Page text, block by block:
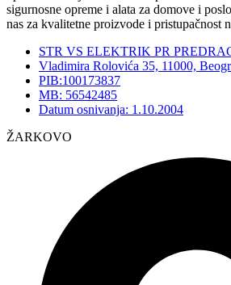
sigurnosne opreme i alata za domove i
nas za kvalitetne proizvode i pristupačnost
STR VS ELEKTRIK PR
Vladimira Rolovića 35, 11000,
PIB:100173837
MB: 56542485
Datum osnivanja: 1.10.2004
ŽARKOVO